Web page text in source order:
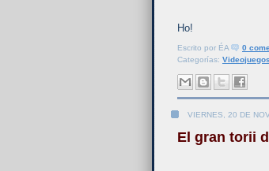
Ho!
Escrito por ÉA
0
Categorías: Videojuegos
VIERNES, 20 DE
El gran torii